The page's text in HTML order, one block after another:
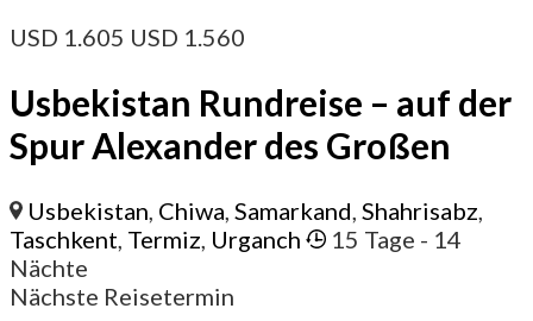
USD 1.605 USD 1.560
Usbekistan Rundreise – auf der
Spur Alexander des Großen
Usbekistan Chiwa ,Samarkand ,Shahrisabz
Taschkent Termiz Urganch 15 Tage - 14
Nächte
Nächste Reisetermin